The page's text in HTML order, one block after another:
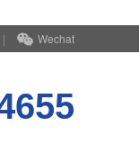
| Wechat